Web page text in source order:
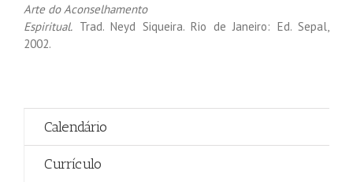
Arte do Aconselhamento
Espiritual. Trad. Neyd Siqueira. Rio de Janeiro: Ed. Sepal,
2002.
Calendário
Currículo